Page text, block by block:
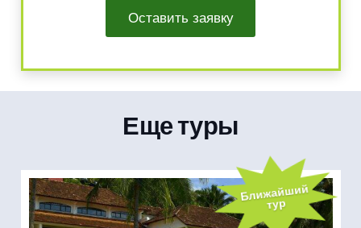
Оставить заявку
Еще туры
Ближайший
тур